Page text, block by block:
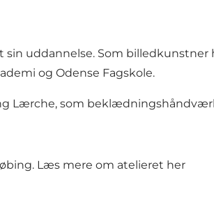
sin uddannelse. Som
og Odense Fagskole.
Lærche, som
Læs mere om atelieret her